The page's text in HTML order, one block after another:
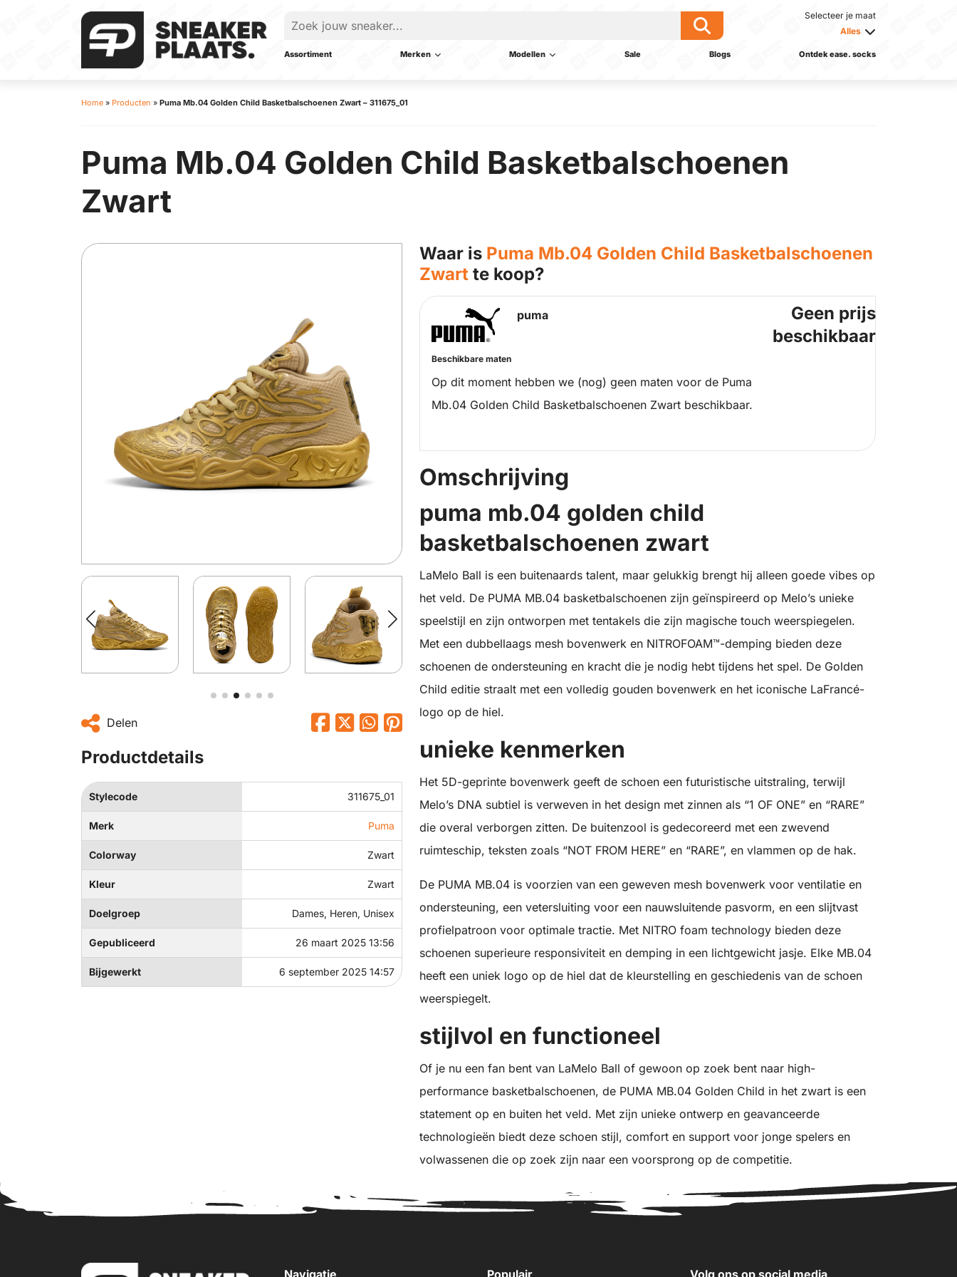
Selecteer je maat
Alles
Assortiment Merken Modellen Sale Blogs Ontdek ease. socks
Home » Producten » Puma Mb.04 Golden Child Basketbalschoenen Zwart – 311675_01
Puma Mb.04 Golden Child Basketbalschoenen
Zwart
Delen
Productdetails
Stylecode 311675_01
Merk Puma
Colorway Zwart
Kleur Zwart
Doelgroep Dames, Heren, Unisex
Gepubliceerd 26 maart 2025 13:56
Bijgewerkt 6 september 2025 14:57
Waar is Puma Mb.04 Golden Child Basketbalschoenen
Zwart te koop?
puma
Beschikbare maten
Op dit moment hebben we (nog) geen maten voor de Puma
Mb.04 Golden Child Basketbalschoenen Zwart beschikbaar.
Geen prijs
beschikbaar
Omschrijving
puma mb.04 golden child
basketbalschoenen zwart
LaMelo Ball is een buitenaards talent, maar gelukkig brengt hij alleen goede vibes op
het veld. De PUMA MB.04 basketbalschoenen zijn geïnspireerd op Melo’s unieke
speelstijl en zijn ontworpen met tentakels die zijn magische touch weerspiegelen.
Met een dubbellaags mesh bovenwerk en NITROFOAM™-demping bieden deze
schoenen de ondersteuning en kracht die je nodig hebt tijdens het spel. De Golden
Child editie straalt met een volledig gouden bovenwerk en het iconische LaFrancé-
logo op de hiel.
unieke kenmerken
Het 5D-geprinte bovenwerk geeft de schoen een futuristische uitstraling, terwijl
Melo’s DNA subtiel is verweven in het design met zinnen als “1 OF ONE” en “RARE”
die overal verborgen zitten. De buitenzool is gedecoreerd met een zwevend
ruimteschip, teksten zoals “NOT FROM HERE” en “RARE”, en vlammen op de hak.
De PUMA MB.04 is voorzien van een geweven mesh bovenwerk voor ventilatie en
ondersteuning, een vetersluiting voor een nauwsluitende pasvorm, en een slijtvast
profielpatroon voor optimale tractie. Met NITRO foam technology bieden deze
schoenen superieure responsiviteit en demping in een lichtgewicht jasje. Elke MB.04
heeft een uniek logo op de hiel dat de kleurstelling en geschiedenis van de schoen
weerspiegelt.
stijlvol en functioneel
Of je nu een fan bent van LaMelo Ball of gewoon op zoek bent naar high-
performance basketbalschoenen, de PUMA MB.04 Golden Child in het zwart is een
statement op en buiten het veld. Met zijn unieke ontwerp en geavanceerde
technologieën biedt deze schoen stijl, comfort en support voor jonge spelers en
volwassenen die op zoek zijn naar een voorsprong op de competitie.